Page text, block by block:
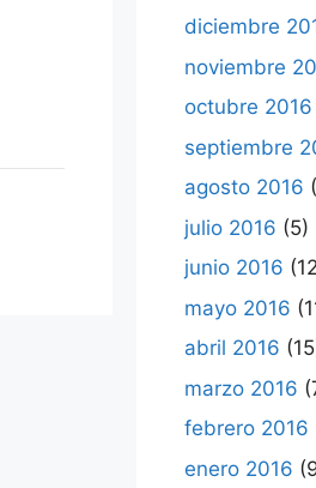
diciembre
noviembre
octubre 2016
septiembre
agosto 2016
julio 2016 (5)
junio 2016
mayo 2016
abril 2016
marzo 2016
febrero 2016
enero 2016